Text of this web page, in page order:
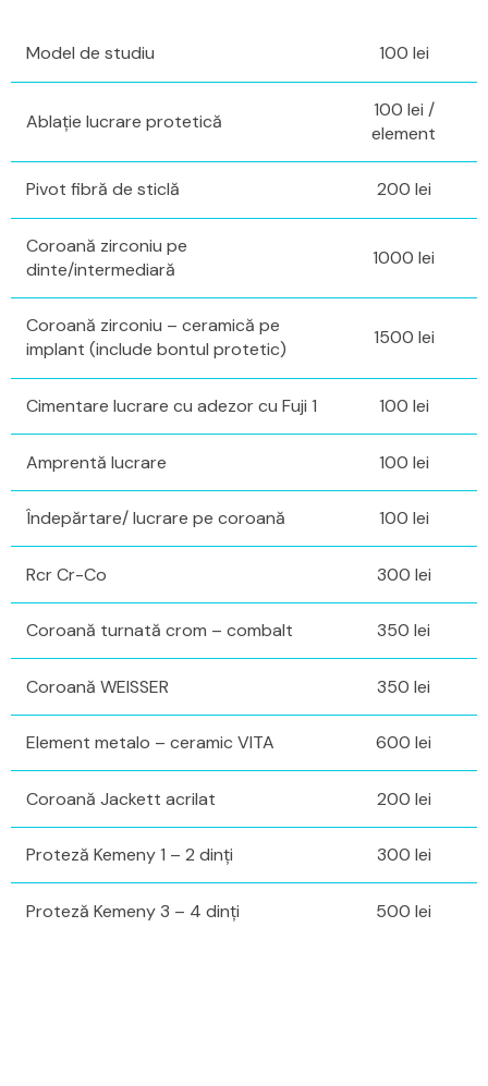
Model de studiu 100 lei
Ablație lucrare protetică
100 lei /
element
Pivot fibră de sticlă 200 lei
Coroană zirconiu pe
dinte/intermediară
1000 lei
Coroană zirconiu – ceramică pe
implant (include bontul protetic)
1500 lei
Cimentare lucrare cu adezor cu Fuji 1 100 lei
Amprentă lucrare 100 lei
Îndepărtare/ lucrare pe coroană 100 lei
Rcr Cr-Co 300 lei
Coroană turnată crom – combalt 350 lei
Coroană WEISSER 350 lei
Element metalo – ceramic VITA 600 lei
Coroană Jackett acrilat 200 lei
Proteză Kemeny 1 – 2 dinți 300 lei
Proteză Kemeny 3 – 4 dinți 500 lei